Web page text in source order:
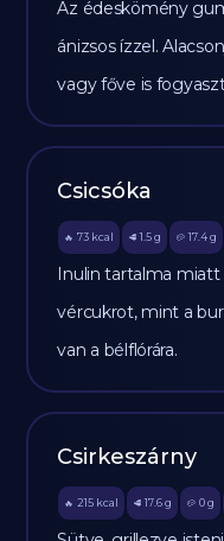
Az édeskömény
ánizsos ízzel.
vagy főve is
Csicsóka
🔥 73 kcal 🥩 1.5 g 🥔 17.4g
Inulin tartalma
vércukrot, mint a
van a bélflórára.
Csirkeszárny
🔥 215 kcal 🥩 17.6 g 🥔 0g